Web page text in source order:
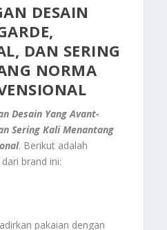
DESAIN
DAN SERING
NORMA
Desain Yang Avant-
Sering Kali Menantang
. Berikut adalah
brand ini:
pakaian dengan